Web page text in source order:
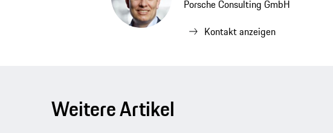
Porsche Consulting GmbH
Kontakt anzeigen
Weitere Artikel